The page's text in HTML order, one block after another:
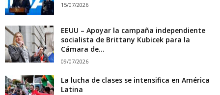
15/07/2026
EEUU – Apoyar la campaña independiente
socialista de Brittany Kubicek para la
Cámara de...
09/07/2026
La lucha de clases se intensifica en América
Latina